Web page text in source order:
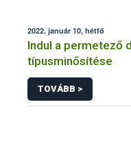
2022. január 10, hétfő
Indul a permetező
típusminősítése
TOVÁBB >